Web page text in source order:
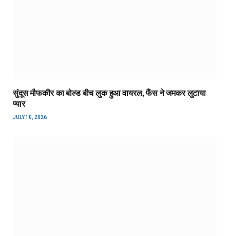
सुंदूस मौफकीर का बोल्ड बीच लुक हुआ वायरल, फैंस ने जमकर लुटाया
प्यार
JULY 10, 2026